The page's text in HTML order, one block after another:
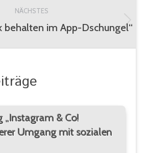
NÄCHSTES
Nächster
behalten im App-Dschungel“
„Instagram & Co!
Umgang mit sozialen